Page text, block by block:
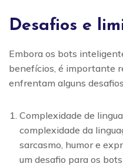
Desafios e
Embora os bots
benefícios, é importante
enfrentam alguns
Complexidade de
complexidade da
sarcasmo, humor e
um desafio para os